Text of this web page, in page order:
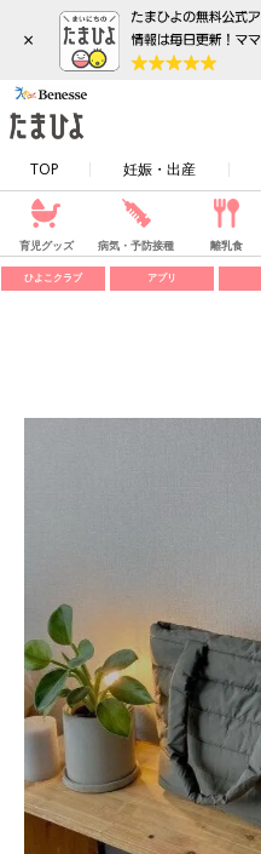
×
TOP 妊娠・出産
育児グッズ 病気・予防接種 離乳食
ひよこクラブ アプリ